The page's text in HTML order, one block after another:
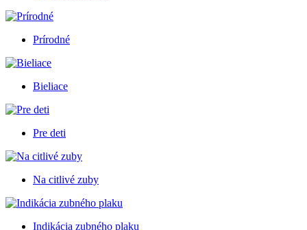
Prírodné
Bieliace
Pre deti
Na citlivé zuby
Indikácia zubného plaku